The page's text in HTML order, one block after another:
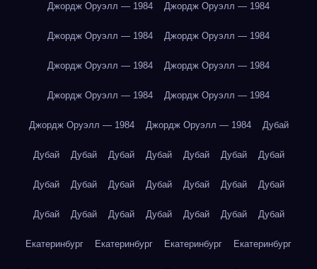
Джордж Оруэлл — 1984 Джордж Оруэлл — 1984
Джордж Оруэлл — 1984 Джордж Оруэлл — 1984
Джордж Оруэлл — 1984 Джордж Оруэлл — 1984
Джордж Оруэлл — 1984 Джордж Оруэлл — 1984
Джордж Оруэлл — 1984 Джордж Оруэлл — 1984 Дубай
Дубай Дубай Дубай Дубай Дубай Дубай Дубай
Дубай Дубай Дубай Дубай Дубай Дубай Дубай
Дубай Дубай Дубай Дубай Дубай Дубай Дубай
Екатеринбург Екатеринбург Екатеринбург Екатеринбург